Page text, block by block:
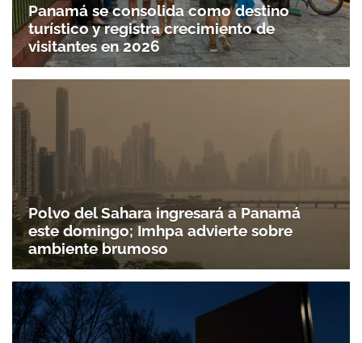
Panamá se consolida como destino
turístico y registra crecimiento de
visitantes en 2026
Polvo del Sahara ingresará a Panamá
este domingo; Imhpa advierte sobre
ambiente brumoso